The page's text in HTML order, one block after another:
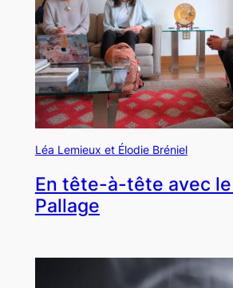
Léa Lemieux et Élodie Bréniel
En tête-à-tête avec
Pallage